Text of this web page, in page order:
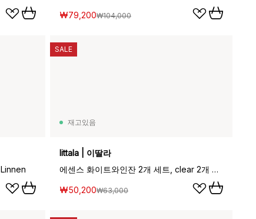
₩79,200₩104,000
재고있음
Iittala | 이딸라
에센스 화이트와인잔 2개 세트, clear 2개 세트
₩50,200₩63,000
SALE